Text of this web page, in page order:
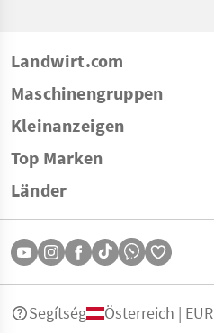
Landwirt.com
Maschinengruppen
Kleinanzeigen
Top Marken
Länder
Segítség Österreich | EUR